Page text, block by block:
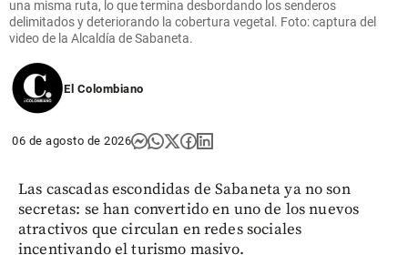
una misma ruta, lo que termina desbordando los senderos
delimitados y deteriorando la cobertura vegetal. Foto: captura del
video de la Alcaldía de Sabaneta.
El Colombiano
06 de agosto de 2026
Las cascadas escondidas de Sabaneta ya no son
secretas: se han convertido en uno de los nuevos
atractivos que circulan en redes sociales
incentivando el turismo masivo.